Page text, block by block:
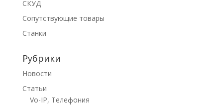
СКУД
Сопутствующие товары
Станки
Рубрики
Новости
Статьи
Vo-IP, Телефония